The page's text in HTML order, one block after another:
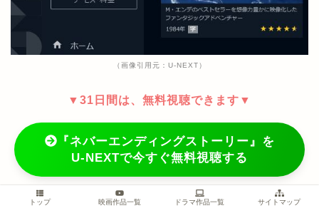
（画像引用元：U-NEXT）
▼31日間は、無料視聴できます▼
『ネバーエンディングストーリー』を
U-NEXTで今すぐ無料視聴する
｢U-NEXT｣の31日間無料お試しです
トップ 映画作品一覧 ドラマ作品一覧 サイトマップ